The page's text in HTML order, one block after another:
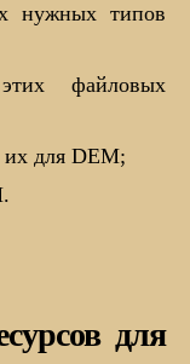
нужных типов
файловых
их для DEM;
для